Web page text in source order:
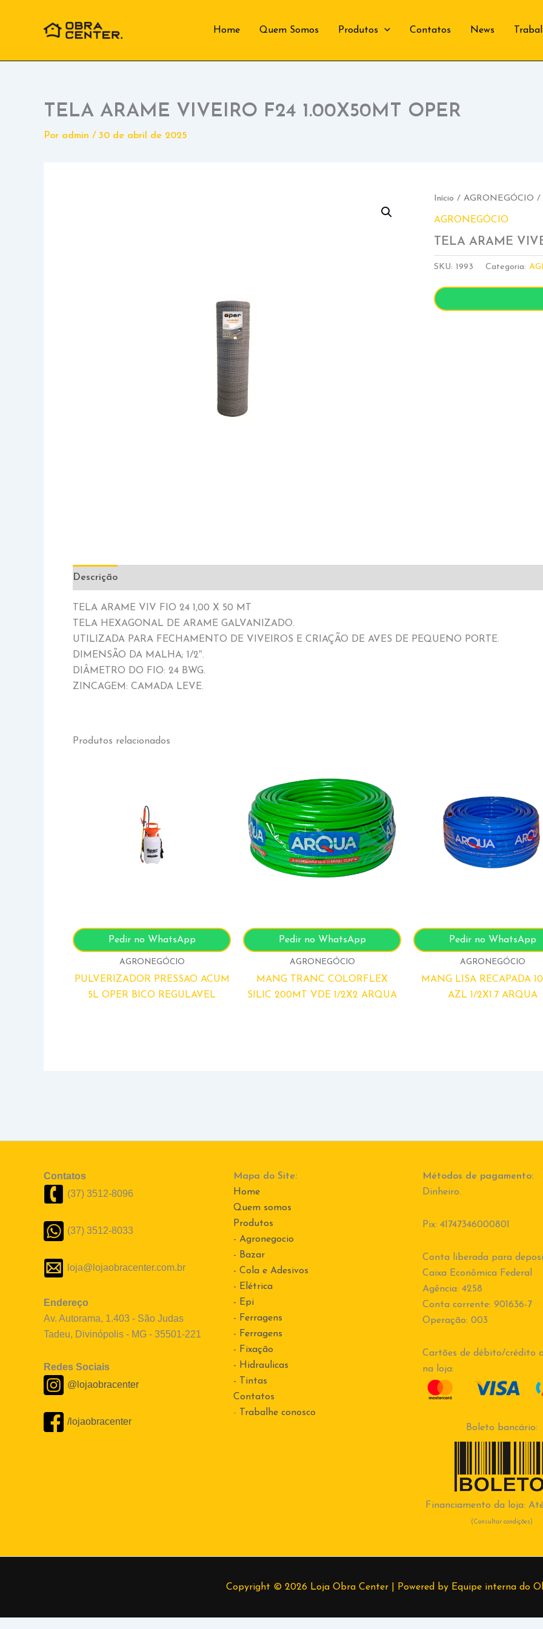
Home Quem Somos Produtos Contatos News
TELA ARAME VIVEIRO F24 1.00X50MT OPER
Por admin / 30 de abril de 2025
Início /AGRONEGÓCIO /
AGRONEGÓCIO
TELA ARAME
SKU:1993 Categoria:
Descrição
TELA ARAME VIV FIO 24 1,00 X 50 MT
TELA HEXAGONAL DE ARAME GALVANIZADO.
UTILIZADA PARA FECHAMENTO DE VIVEIROS E CRIAÇÃO DE AVES DE PEQUENO PORTE.
DIMENSÃO DA MALHA; 1/2″.
DIÂMETRO DO FIO: 24 BWG.
ZINCAGEM: CAMADA LEVE.
Produtos relacionados
Pedir no WhatsApp
AGRONEGÓCIO
PULVERIZADOR PRESSAO ACUM
5L OPER BICO REGULAVEL
Pedir no WhatsApp
AGRONEGÓCIO
MANG TRANC COLORFLEX
SILIC 200MT VDE 1/2X2 ARQUA
Pedir no WhatsApp
AGRONEGÓCIO
MANG LISA RECAPADA
AZL 1/2X1.7 ARQUA
Contatos
(37) 3512-8096
(37) 3512-8033
loja@lojaobracenter.com.br
Endereço
Av. Autorama, 1.403 - São Judas
Tadeu, Divinópolis - MG - 35501-221
Redes Sociais
@lojaobracenter
/lojaobracenter
Mapa do Site:
Home
Quem somos
Produtos
- Agronegocio
- Bazar
- Cola e Adesivos
- Elétrica
- Epi
- Ferragens
- Ferragens
- Fixação
- Hidraulicas
- Tintas
Contatos
- Trabalhe conosco
Métodos de pagamento:
Dinheiro.
Pix: 41747346000801
Conta liberada para
Caixa Econômica Federal
Agência: 4258
Conta corrente: 901636-7
Operação: 003
Cartões de débito/crédito
na loja:
Boleto bancário:
Financiamento da loja:
(Consultar condições)
Copyright © 2026 Loja Obra Center | Powered by Equipe interna do